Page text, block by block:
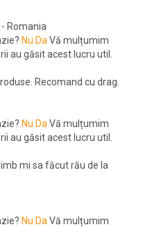
- Romania
Nu Da Vă mulțumim
au găsit acest lucru util.
Recomand cu drag.
Nu Da Vă mulțumim
au găsit acest lucru util.
mi sa făcut rău de la
Nu Da Vă mulțumim